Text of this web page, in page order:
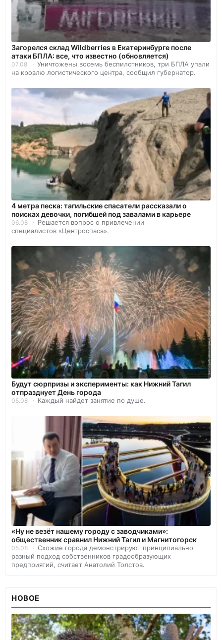
Загорелся склад Wildberries в Екатеринбурге после
атаки БПЛА: все, что известно (обновляется)
07.08
Уничтожены восемь беспилотников, три БПЛА упали
на кровлю логистического центра, сообщил губернатор.
4 метра песка: тагильские спасатели рассказали о
поисках девочки, погибшей под завалами в карьере
06.08
Решается вопрос о привлечении
специалистов «Центроспаса».
Будут сюрпризы и эксперименты: как Нижний Тагил
отпразднует День города
05.08 Каждый найдет занятие по душе.
«Ну не везёт нашему городу с заводчиками»:
общественник сравнил Нижний Тагил и Магнитогорск
05.08
Схожие города демонстрируют принципиально
разный подход собственников градообразующих
предприятий, считает Анатолий Толстов.
НОВОЕ